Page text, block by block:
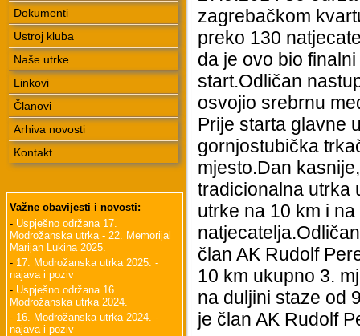
Dokumenti
Ustroj kluba
Naše utrke
Linkovi
Članovi
Arhiva novosti
Kontakt
Važne obavijesti i novosti:
- Uspješno održana 17.
Modrožanska utrka - 22. Memorijal
Marijan Lukina 2025.
- 17. Modrožanska utrka 2025. -
najava i poziv
- Uspješno održana 16.
Modrožanska utrka 2024.
- 16. Modrožanska utrka 2024. -
najava i poziv
zagrebačkom
preko 130
da je ovo bio
start.Odličan
osvojio srebrnu
Prije starta glavne
gornjostubička
mjesto.Dan
tradicionalna utrka
utrke na 10 km i
član AK Rudolf
10 km ukupno 3.
na duljini staze od
je član AK Rudolf